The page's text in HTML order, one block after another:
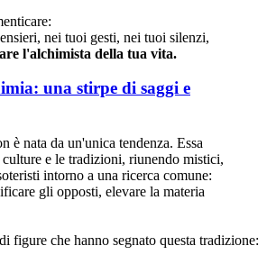
nei tuoi gesti, nei tuoi silenzi,
l'alchimista della tua vita.
una stirpe di saggi e
è nata da un'unica tendenza. Essa
culture e le tradizioni, riunendo mistici,
intorno a una ricerca comune:
gli opposti, elevare la materia
figure che hanno segnato questa tradizione: